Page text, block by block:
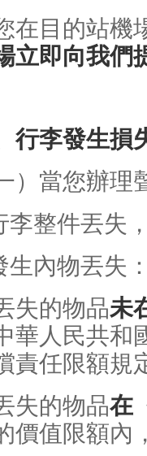
在目的站機
立即向我們
行李發生損
）當您辦
李整件丟失
生內物丟失
失的物品未
華人民共
責任限額規
失的物品在
價值限額內